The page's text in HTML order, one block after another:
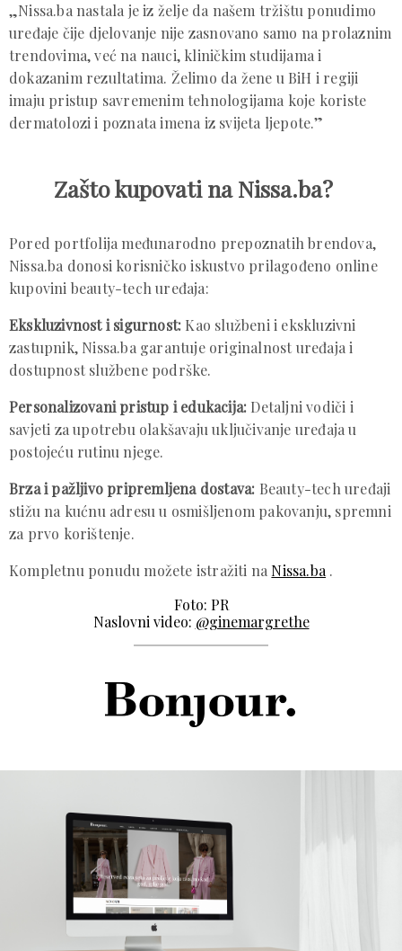
„Nissa.ba nastala je iz želje da našem tržištu ponudimo
uređaje čije djelovanje nije zasnovano samo na prolaznim
trendovima, već na nauci, kliničkim studijama i
dokazanim rezultatima. Želimo da žene u BiH i regiji
imaju pristup savremenim tehnologijama koje koriste
dermatolozi i poznata imena iz svijeta ljepote.”
Zašto kupovati na Nissa.ba?
Pored portfolija međunarodno prepoznatih brendova,
Nissa.ba donosi korisničko iskustvo prilagođeno online
kupovini beauty-tech uređaja:
Ekskluzivnost i sigurnost: Kao službeni i ekskluzivni
zastupnik, Nissa.ba garantuje originalnost uređaja i
dostupnost službene podrške.
Personalizovani pristup i edukacija: Detaljni vodiči i
savjeti za upotrebu olakšavaju uključivanje uređaja u
postojeću rutinu njege.
Brza i pažljivo pripremljena dostava: Beauty-tech uređaji
stižu na kućnu adresu u osmišljenom pakovanju, spremni
za prvo korištenje.
Kompletnu ponudu možete istražiti na Nissa.ba .
Foto: PR
Naslovni video: @ginemargrethe